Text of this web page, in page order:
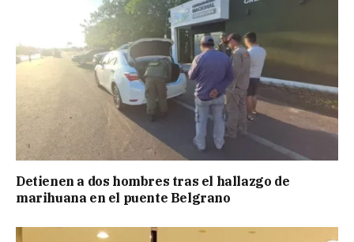
Detienen a dos hombres tras el hallazgo de
marihuana en el puente Belgrano